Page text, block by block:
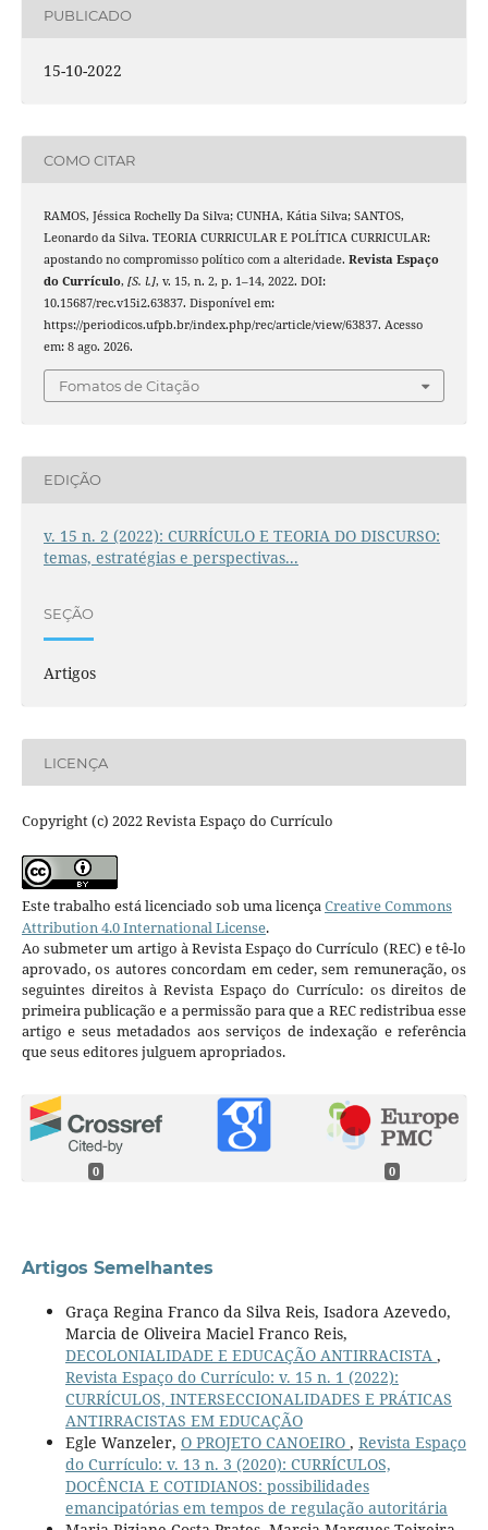
PUBLICADO
15-10-2022
COMO CITAR
RAMOS, Jéssica Rochelly Da Silva; CUNHA, Kátia Silva; SANTOS,
Leonardo da Silva. TEORIA CURRICULAR E POLÍTICA CURRICULAR:
apostando no compromisso político com a alteridade. Revista Espaço
do Currículo, [S. l.], v. 15, n. 2, p. 1–14, 2022. DOI:
10.15687/rec.v15i2.63837. Disponível em:
https://periodicos.ufpb.br/index.php/rec/article/view/63837. Acesso
em: 8 ago. 2026.
Fomatos de Citação
EDIÇÃO
v. 15 n. 2 (2022): CURRÍCULO E TEORIA DO DISCURSO:
temas, estratégias e perspectivas...
SEÇÃO
Artigos
LICENÇA
Copyright (c) 2022 Revista Espaço do Currículo
Este trabalho está licenciado sob uma licençaCreative Commons
Attribution 4.0 International License.
Ao submeter um artigo à Revista Espaço do Currículo (REC) e tê-lo
aprovado, os autores concordam em ceder, sem remuneração, os
seguintes direitos à Revista Espaço do Currículo: os direitos de
primeira publicação e a permissão para que a REC redistribua esse
artigo e seus metadados aos serviços de indexação e referência
que seus editores julguem apropriados.
0 0
Artigos Semelhantes
Graça Regina Franco da Silva Reis, Isadora Azevedo,
Marcia de Oliveira Maciel Franco Reis,
DECOLONIALIDADE E EDUCAÇÃO ANTIRRACISTA ,
Revista Espaço do Currículo: v. 15 n. 1 (2022):
CURRÍCULOS, INTERSECCIONALIDADES E PRÁTICAS
ANTIRRACISTAS EM EDUCAÇÃO
Egle Wanzeler, O PROJETO CANOEIRO , Revista Espaço
do Currículo: v. 13 n. 3 (2020): CURRÍCULOS,
DOCÊNCIA E COTIDIANOS: possibilidades
emancipatórias em tempos de regulação autoritária